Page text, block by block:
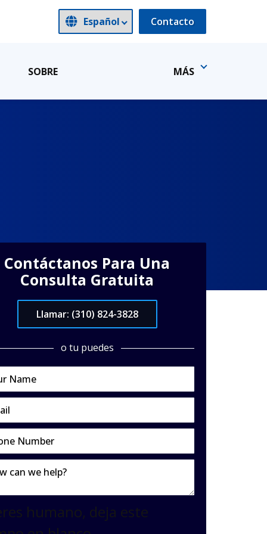
Contacto
SOBRE MÁS
Contáctanos Para Una
Consulta Gratuita
Llamar: (310) 824-3828
o tu puedes
humano, deja este